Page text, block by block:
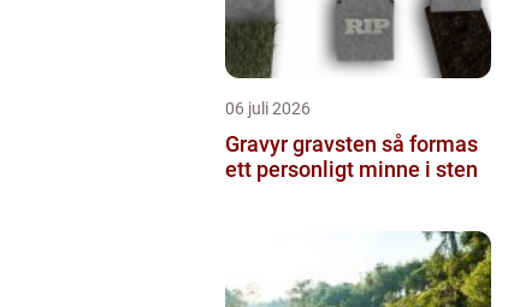
06 juli 2026
Gravyr gravsten så formas
ett personligt minne i sten